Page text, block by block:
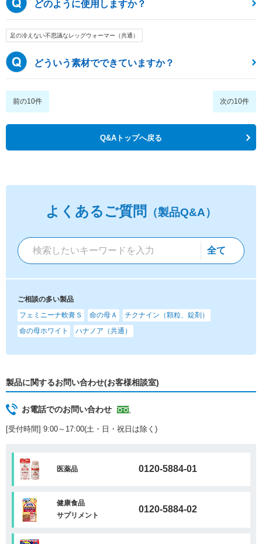
どのように使用しますか？
足の冷えない不思議なレッグウォーマー（共通）
どういう素材でできていますか？
前の10件 次の10件
Q&Aトップへ戻る
よくあるご質問 （製品Q&A）
ご相談の多い製品
フェミニーナ軟膏Ｓ
命の母Ａ
チクナイン（顆粒、錠剤）
命の母ホワイト
ハナノア（共通）
製品に関するお問い合わせ(お客様相談室)
お電話でのお問い合わせ
[受付時間] 9:00～17:00(土・日・祝日は除く)
医薬品 0120-5884-01
健康食品
サプリメント
0120-5884-02